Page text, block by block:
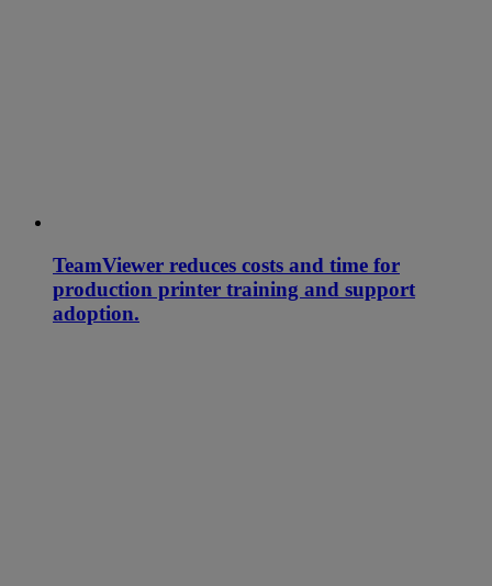
TeamViewer reduces costs and time for
production printer training and support
adoption.